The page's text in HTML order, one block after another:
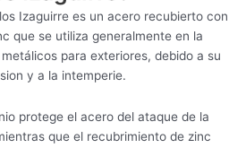
Izaguirre es un acero recubierto con
que se utiliza generalmente en la
para exteriores, debido a su
y a la intemperie.
protege el acero del ataque de la
que el recubrimiento de zinc